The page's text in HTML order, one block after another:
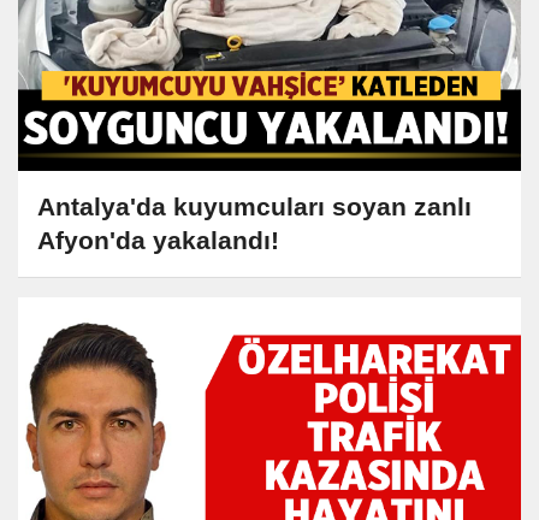
Antalya'da kuyumcuları soyan zanlı
Afyon'da yakalandı!